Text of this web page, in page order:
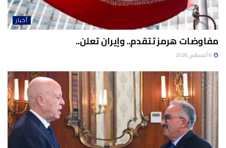
أخبار
مفاوضات هرمز تتقدم.. وإيران تعلن..